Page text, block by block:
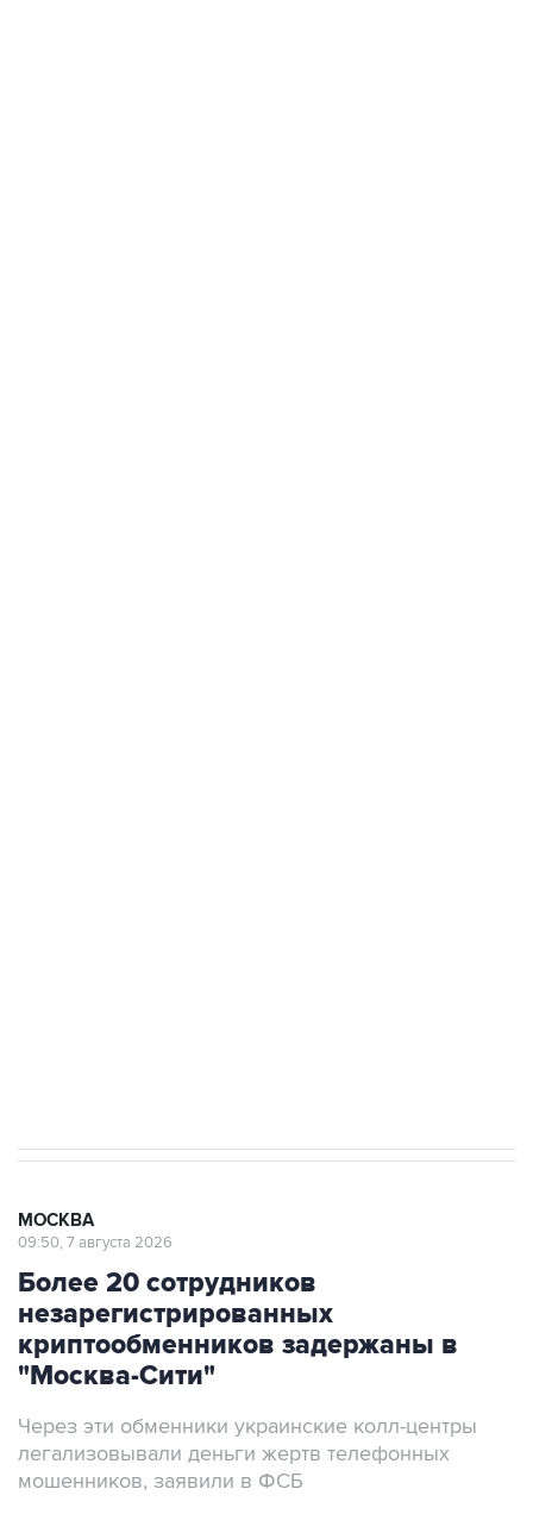
МОСКВА
09:50, 7 августа 2026
Более 20 сотрудников
незарегистрированных
криптообменников задержаны в
"Москва-Сити"
Через эти обменники украинские колл-центры
легализовывали деньги жертв телефонных
мошенников, заявили в ФСБ